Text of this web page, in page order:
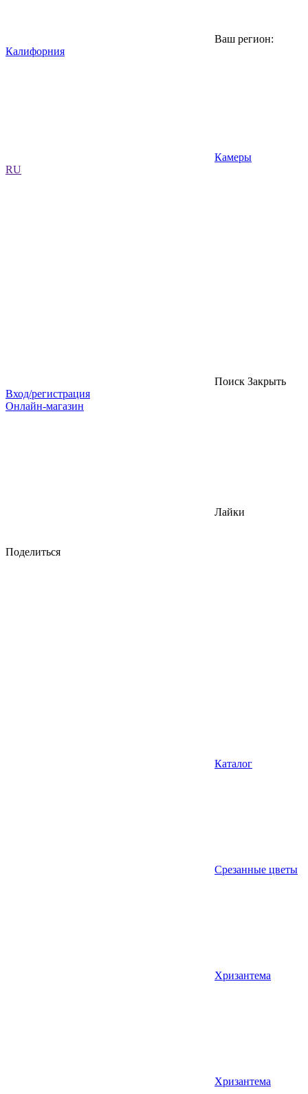
Ваш регион:
Калифорния
Камеры
RU
Поиск Закрыть
Вход/регистрация
Онлайн-магазин
Лайки
Поделиться
Каталог
Срезанные цветы
Хризантема
Хризантема